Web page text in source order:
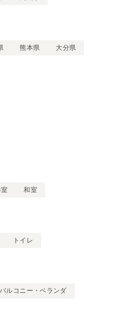
熊本県
大分県
和室
トイレ
バルコニー・ベランダ